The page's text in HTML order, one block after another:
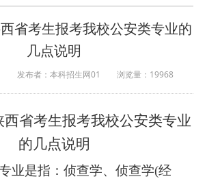
省考生报考我校公安类专业的
几点说明
发布者：本科招生网01 浏览量： 19968
西省考生报考我校公安类专业
的几点说明
业是指：侦查学、侦查学(经